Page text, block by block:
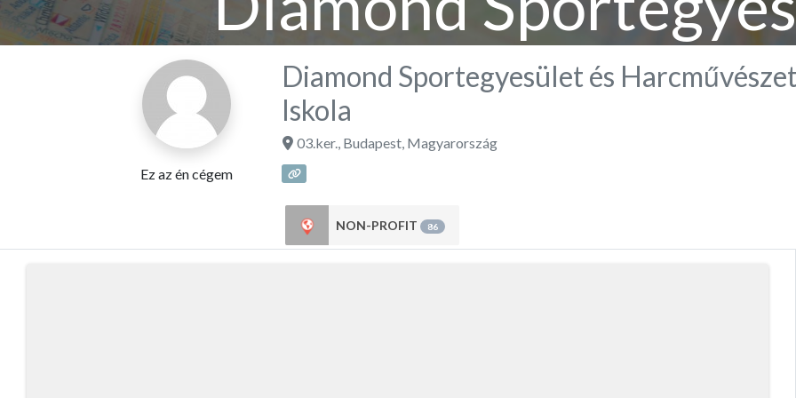
Harcművészeti
Ez az én cégem
Diamond Sportegyesület és
Iskola
03.ker., Budapest, Magyarország
NON-PROFIT 86